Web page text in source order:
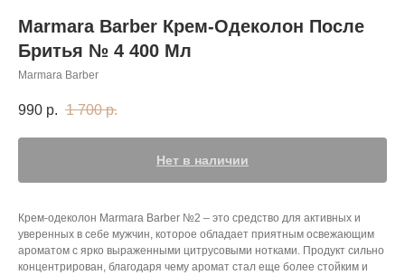
Marmara Barber Крем-Одеколон После
Бритья № 4 400 Мл
Marmara Barber
990 р. 1 700 р.
Нет в наличии
Крем-одеколон Marmara Barber №2 – это средство для активных и
уверенных в себе мужчин, которое обладает приятным освежающим
ароматом с ярко выраженными цитрусовыми нотками. Продукт сильно
концентрирован, благодаря чему аромат стал еще более стойким и